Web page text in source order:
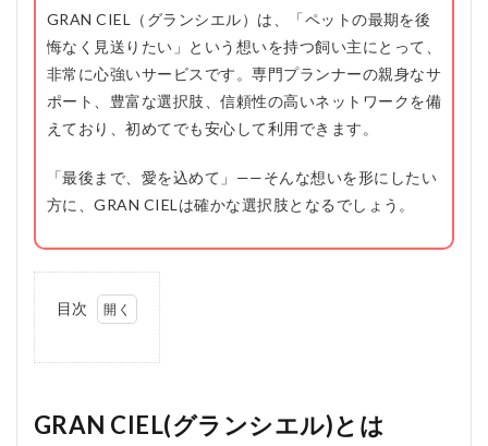
GRAN CIEL（グランシエル）は、「ペットの最期を後
悔なく見送りたい」という想いを持つ飼い主にとって、
非常に心強いサービスです。専門プランナーの親身なサ
ポート、豊富な選択肢、信頼性の高いネットワークを備
えており、初めてでも安心して利用できます。
「最後まで、愛を込めて」——そんな想いを形にしたい
方に、GRAN CIELは確かな選択肢となるでしょう。
目次
エル)と
は
GRAN CIEL(グランシエル)とは